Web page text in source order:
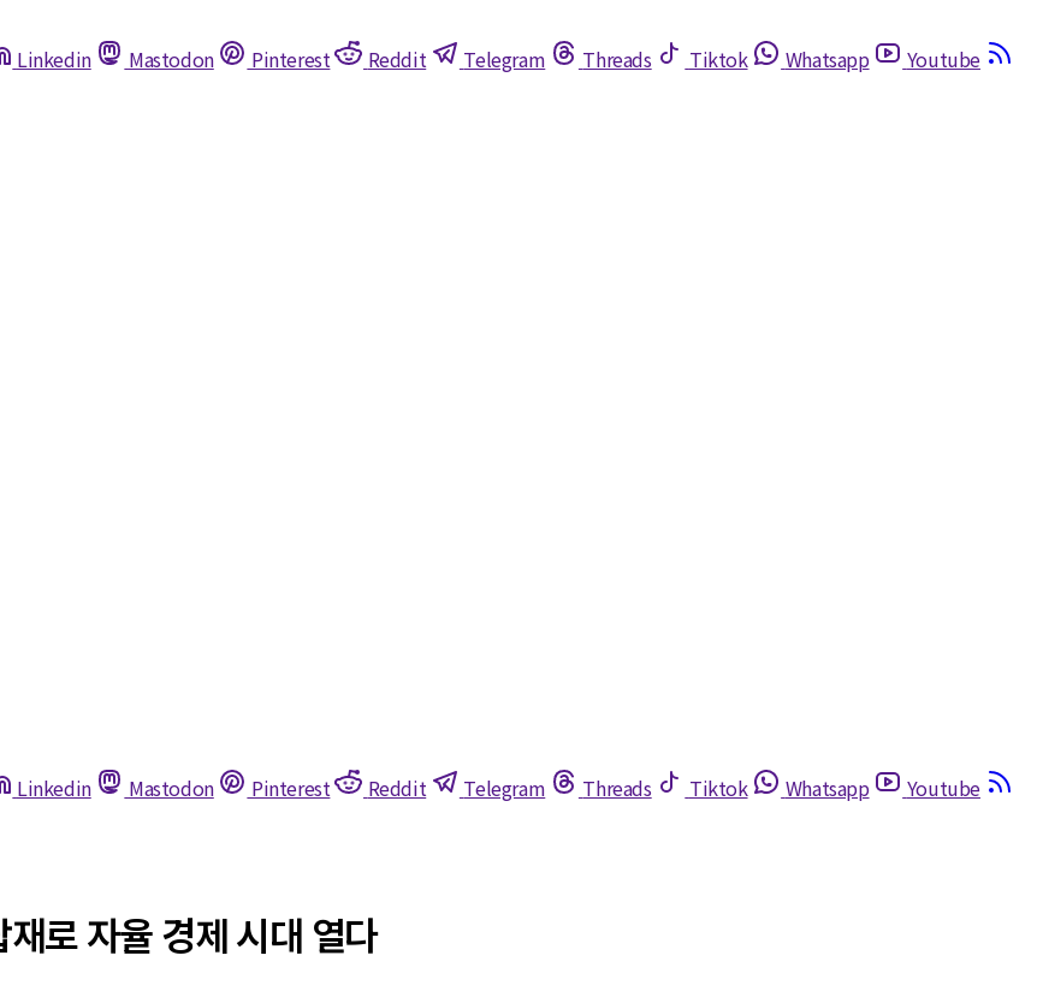
Linkedin Mastodon Pinterest Reddit Telegram Threads Tiktok Whatsapp
Youtube
Linkedin Mastodon Pinterest Reddit Telegram Threads Tiktok Whatsapp
Youtube
로 자율 경제 시대 열다